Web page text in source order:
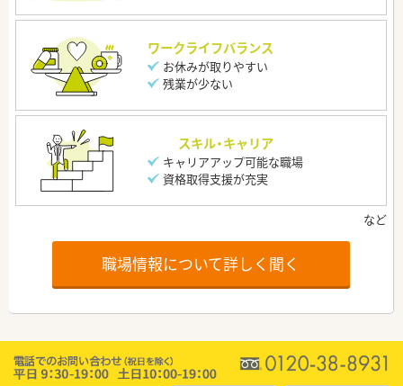
ワークライフバランス
お休みが取りやすい
残業が少ない
スキル・キャリア
キャリアアップ可能な職場
資格取得支援が充実
職場情報について詳しく聞く